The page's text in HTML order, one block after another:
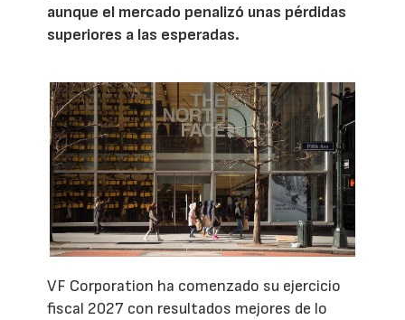
aunque el mercado penalizó unas pérdidas
superiores a las esperadas.
VF Corporation ha comenzado su ejercicio
fiscal 2027 con resultados mejores de lo